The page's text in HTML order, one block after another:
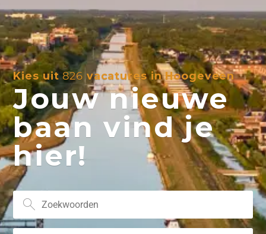
Kies uit826 vacatures in Hoogeveen
Jouw nieuwe
baan vind je
hier!